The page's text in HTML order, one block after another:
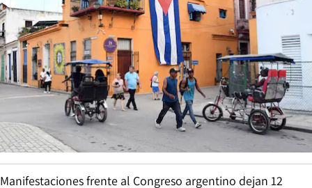
Manifestaciones frente al Congreso argentino dejan 12